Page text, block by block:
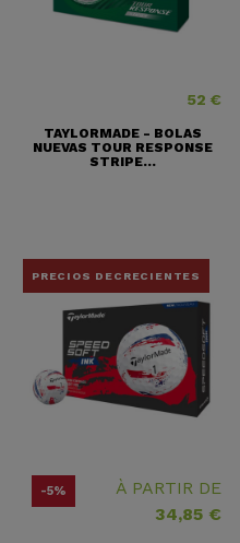
Precio
52 €
TAYLORMADE - BOLAS
NUEVAS TOUR RESPONSE
STRIPE...
PRECIOS DECRECIENTES
-5%
À PARTIR DE
34,85 €